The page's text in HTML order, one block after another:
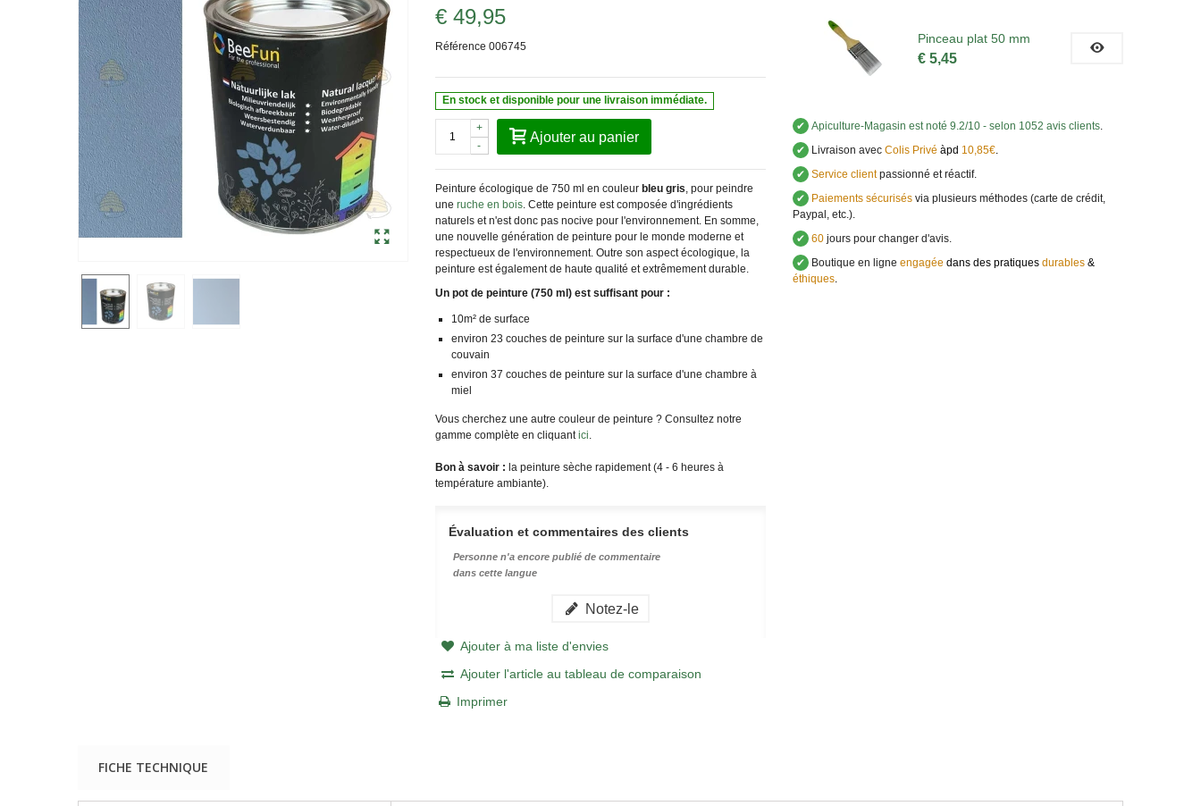
€ 49,95
Référence 006745
En stock et disponible pour une livraison immédiate.
-
+
Ajouter au panier
Peinture écologique de 750 ml en couleur bleu gris, pour peindre
une ruche en bois. Cette peinture est composée d'ingrédients
naturels et n'est donc pas nocive pour l'environnement. En somme,
une nouvelle génération de peinture pour le monde moderne et
respectueux de l'environnement. Outre son aspect écologique, la
peinture est également de haute qualité et extrêmement durable.
Un pot de peinture (750 ml) est suffisant pour :
10m² de surface
environ 23 couches de peinture sur la surface d'une chambre de
couvain
environ 37 couches de peinture sur la surface d'une chambre à
miel
Vous cherchez une autre couleur de peinture ? Consultez notre
gamme complète en cliquantici.
Bon à savoir : la peinture sèche rapidement (4 - 6 heures à
température ambiante).
Évaluation et commentaires des clients
Personne n'a encore publié de commentaire
dans cette langue
Notez-le
Ajouter à ma liste d'envies
Ajouter l'article au tableau de comparaison
Imprimer
Pinceau plat 50 mm
€ 5,45
✔ Apiculture-Magasin est noté 9.2/10 - selon 1052 avis clients.
✔ Livraison avecColis Privé àpd 10,85€.
✔ Service clientpassionné et réactif.
✔ Paiements sécurisésvia plusieurs méthodes (carte de crédit,
Paypal, etc.).
✔ 60jours pour changer d'avis.
✔ Boutique en ligne engagée dans des pratiques durables&
éthiques.
FICHE TECHNIQUE